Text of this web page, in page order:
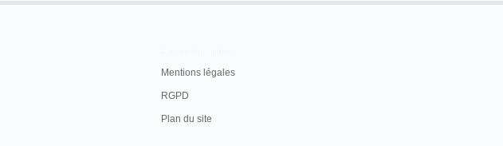
Mentions légales
RGPD
Plan du site